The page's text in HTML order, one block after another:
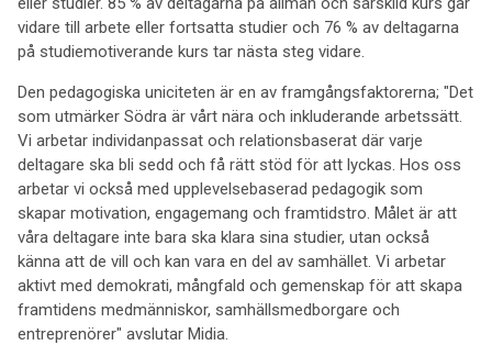
vidare till arbete eller fortsatta studier och 76 % av deltagarna
på studiemotiverande kurs tar nästa steg vidare.
Den pedagogiska uniciteten är en av framgångsfaktorerna; "Det
som utmärker Södra är vårt nära och inkluderande arbetssätt.
Vi arbetar individanpassat och relationsbaserat där varje
deltagare ska bli sedd och få rätt stöd för att lyckas. Hos oss
arbetar vi också med upplevelsebaserad pedagogik som
skapar motivation, engagemang och framtidstro. Målet är att
våra deltagare inte bara ska klara sina studier, utan också
känna att de vill och kan vara en del av samhället. Vi arbetar
aktivt med demokrati, mångfald och gemenskap för att skapa
framtidens medmänniskor, samhällsmedborgare och
entreprenörer" avslutar Midia.